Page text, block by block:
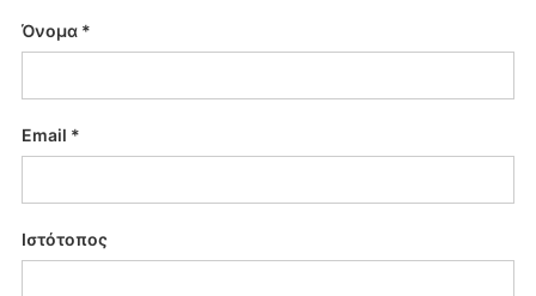
Όνομα *
Email *
Ιστότοπος